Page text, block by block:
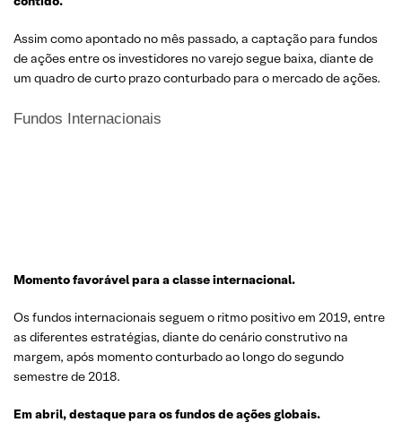
Assim como apontado no mês passado, a captação para fundos
de ações entre os investidores no varejo segue baixa, diante de
um quadro de curto prazo conturbado para o mercado de ações.
Fundos Internacionais
Momento favorável para a classe internacional.
Os fundos internacionais seguem o ritmo positivo em 2019, entre
as diferentes estratégias, diante do cenário construtivo na
margem, após momento conturbado ao longo do segundo
semestre de 2018.
Emabril,destaqueparaosfundosdeações globais.